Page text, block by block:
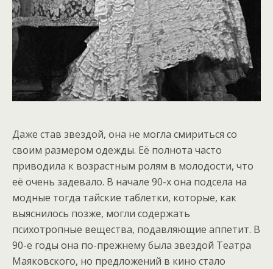
Даже став звездой, она не могла смириться со
своим размером одежды. Её полнота часто
приводила к возрастным ролям в молодости, что
её очень задевало. В начале 90-х она подсела на
модные тогда тайские таблетки, которые, как
выяснилось позже, могли содержать
психотропные вещества, подавляющие аппетит. В
90-е годы она по-прежнему была звездой Театра
Маяковского, но предложений в кино стало